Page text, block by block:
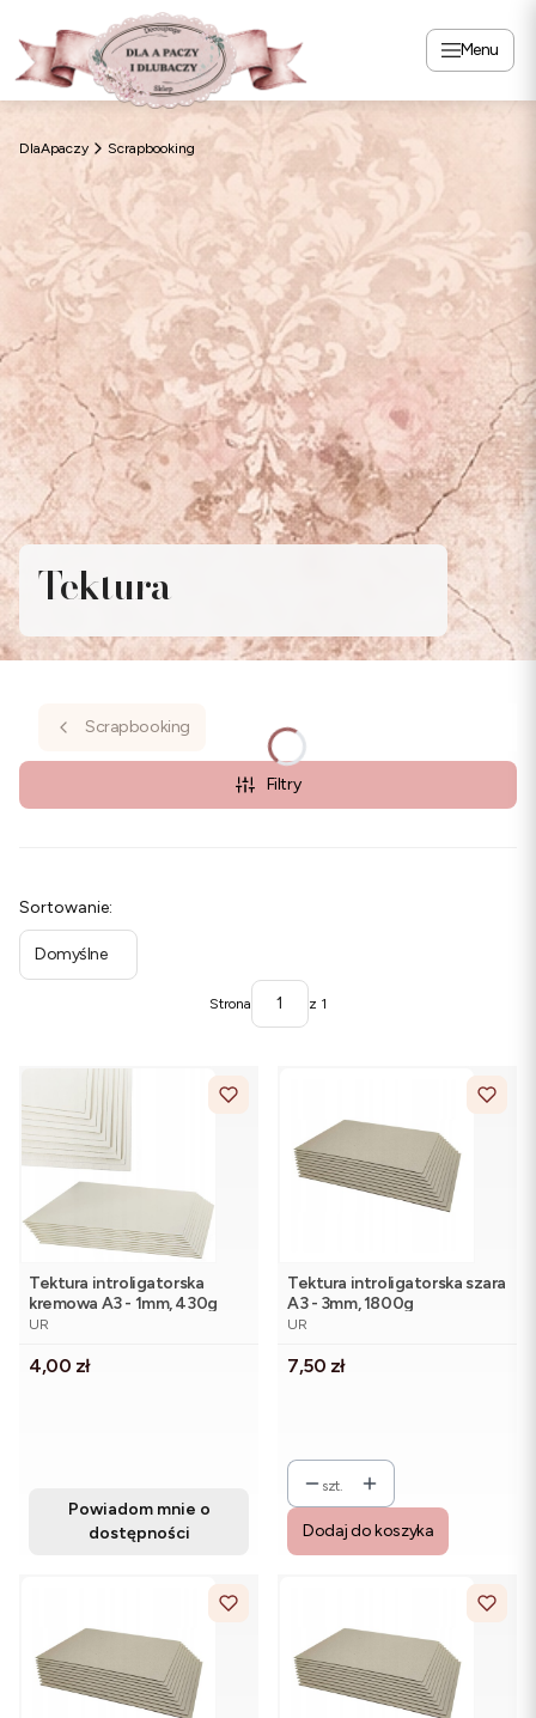
Menu
DlaApaczy Scrapbooking
Tektura
Scrapbooking
Filtry
Lista produktów
Sortowanie:
Domyślne
Strona z 1
Tektura introligatorska
kremowa A3 - 1mm, 430g
PRODUCENT
UR
Cena
4,00 zł
Powiadom mnie o
dostępności
Tektura introligatorska szara
A3 - 3mm, 1800g
PRODUCENT
UR
Cena
7,50 zł
szt.
Dodaj do koszyka